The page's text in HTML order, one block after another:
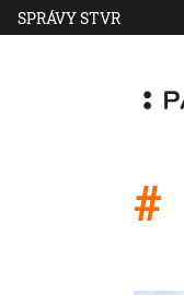
SPRÁVY STVR